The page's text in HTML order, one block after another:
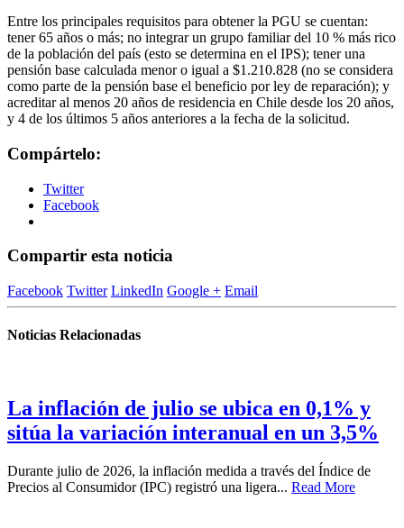
Entre los principales requisitos para obtener la PGU se cuentan:
tener 65 años o más; no integrar un grupo familiar del 10 % más rico
de la población del país (esto se determina en el IPS); tener una
pensión base calculada menor o igual a $1.210.828 (no se considera
como parte de la pensión base el beneficio por ley de reparación); y
acreditar al menos 20 años de residencia en Chile desde los 20 años,
y 4 de los últimos 5 años anteriores a la fecha de la solicitud.
Compártelo:
Twitter
Facebook
Compartir esta noticia
Facebook Twitter LinkedIn Google + Email
Noticias Relacionadas
La inflación de julio se ubica en 0,1% y
sitúa la variación interanual en un 3,5%
Durante julio de 2026, la inflación medida a través del Índice de
Precios al Consumidor (IPC) registró una ligera... Read More